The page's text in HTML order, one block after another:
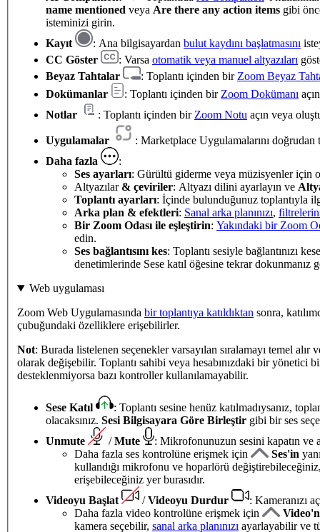
name mentioned veya Are there any action items gibi
isteminizi girin.
Kayıt
: Ana bilgisayardan bulut kaydını başlatmasını
CC Göster
: Varsa otomatik veya manuel altyazıları
Beyaz Tahtalar
: Toplantı içinden bir Zoom Beyaz
Dokümanlar
: Toplantı içinden bir Zoom Dokümanı
Notlar
: Toplantı içinden bir Zoom Notu açın veya
Uygulamalar
: Marketplace Uygulamalarını
Daha fazla
:
Ses ayarları: Gürültü giderme veya müzisyenler için
Altyazılar & çeviriler: Altyazı dilini ayarlayın ve
Toplantı ayarları: İçinde bulunduğunuz toplantıyla
Arka plan & efektleri: Sanal arka planınızı,
Bir Zoom Odası ile eşleştirin: Yakındaki bir Zoom
edin.
Ses bağlantısını kes: Toplantı sesiyle bağlantınızı
denetimlerinde Sese katıl öğesine tekrar dokunmanız
Web uygulaması
Zoom Web Uygulamasında bir toplantıya katıldıktan sonra,
çubuğundaki özelliklere erişebilirler.
Not: Burada listelenen seçenekler varsayılan sıralamayı temel
olarak değişebilir. Toplantı sahibi veya hesabınızdaki bir yönetici
desteklenmiyorsa bazı kontroller kullanılamayabilir.
Sese Katıl
: Toplantı sesine henüz katılmadıysanız,
olacaksınız. Sesi Bilgisayara Göre Birleştir gibi bir ses
Unmute
/Mute
: Mikrofonunuzun sesini kapatın ve
Daha fazla ses kontrolüne erişmek için
Ses'in
kullandığı mikrofonu ve hoparlörü
erişebileceğiniz yer burasıdır.
Videoyu Başlat
/Videoyu Durdur
: Kameranızı
Daha fazla video kontrolüne erişmek için
kamera seçebilir, sanal arka planınızı ayarlayabilir ve